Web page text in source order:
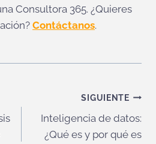
Consultora 365. ¿Quieres
Contáctanos.
SIGUIENTE
Inteligencia de datos:
¿Qué es y por qué es